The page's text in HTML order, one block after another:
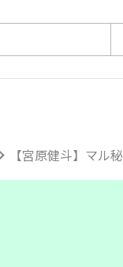
【宮原健斗】マル